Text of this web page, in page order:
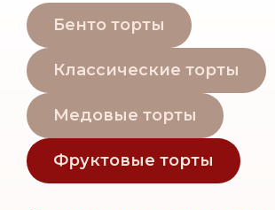
Бенто торты
Классические торты
Медовые торты
Фруктовые торты